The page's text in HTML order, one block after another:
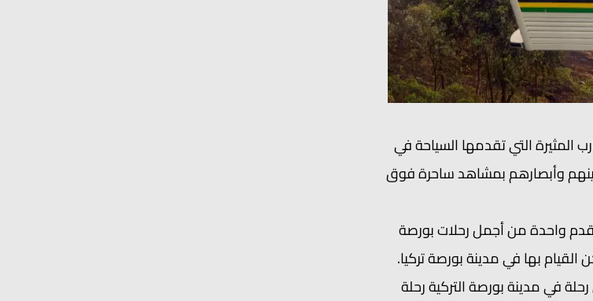
المثيرة التي تقدمها السياحة في
وأبصارهم بمشاهد ساحرة فوق
واحدة من أجمل رحلات بورصة
بها في مدينة بورصة تركيا.
في مدينة بورصة التركية رحلة